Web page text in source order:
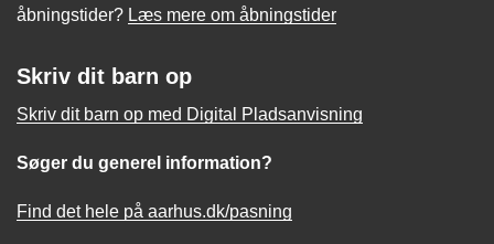
åbningstider? Læs mere om åbningstider
Skriv dit barn op
Skriv dit barn op med Digital Pladsanvisning
Søger du generel information?
Find det hele på aarhus.dk/pasning